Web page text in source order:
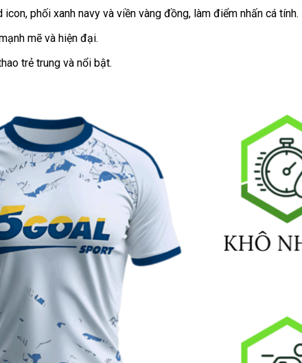
phối xanh navy và viền vàng đồng, làm điểm nhấn cá tính.
mẽ và hiện đại.
trẻ trung và nổi bật.